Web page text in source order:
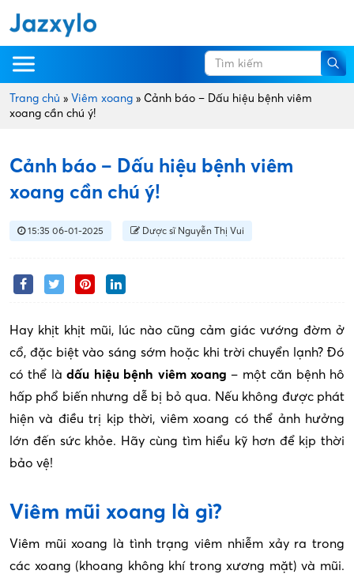
Trang chủ » Viêm xoang » Cảnh báo – Dấu hiệu bệnh viêm
xoang cần chú ý!
Cảnh báo – Dấu hiệu bệnh viêm
xoang cần chú ý!
15:35 06-01-2025 Dược sĩ Nguyễn Thị Vui
Hay khịt khịt mũi, lúc nào cũng cảm giác vướng đờm ở
cổ, đặc biệt vào sáng sớm hoặc khi trời chuyển lạnh? Đó
có thể là dấu hiệu bệnh viêm xoang – một căn bệnh hô
hấp phổ biến nhưng dễ bị bỏ qua. Nếu không được phát
hiện và điều trị kịp thời, viêm xoang có thể ảnh hưởng
lớn đến sức khỏe. Hãy cùng tìm hiểu kỹ hơn để kịp thời
bảo vệ!
Viêm mũi xoang là gì?
Viêm mũi xoang là tình trạng viêm nhiễm xảy ra trong
các xoang (khoang không khí trong xương mặt) và mũi.